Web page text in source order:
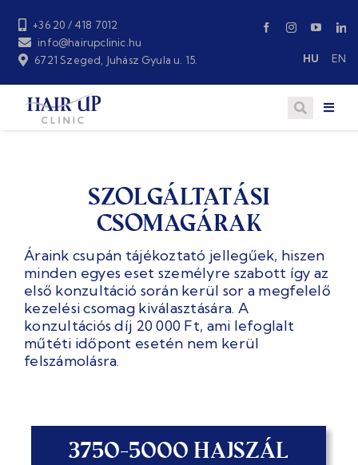
content
+36 20 / 418 7012
info@hairupclinic.hu
6721 Szeged, Juhász Gyula u. 15.
HU EN
Szolgáltatási
csomagárak
Áraink csupán tájékoztató jellegűek, hiszen
minden egyes eset személyre szabott így az
első konzultáció során kerül sor a megfelelő
kezelési csomag kiválasztására. A
konzultációs díj 20 000 Ft, ami lefoglalt
műtéti időpont esetén nem kerül
felszámolásra.
3750-5000 HAJSZÁL